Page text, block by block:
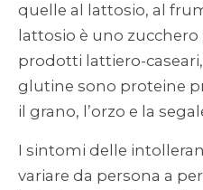
quelle al lattosio, al
lattosio è uno
prodotti lattiero-
glutine sono proteine
il grano, l’orzo e la
I sintomi delle
variare da persona a